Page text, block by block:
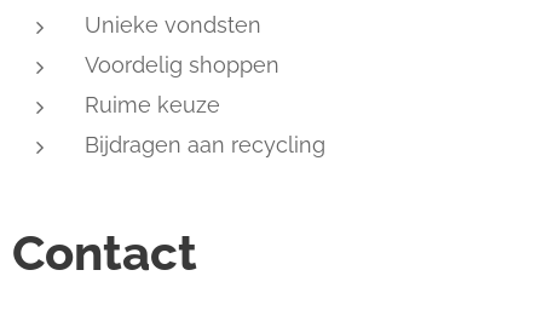
Unieke vondsten
Voordelig shoppen
Ruime keuze
Bijdragen aan recycling
Contact